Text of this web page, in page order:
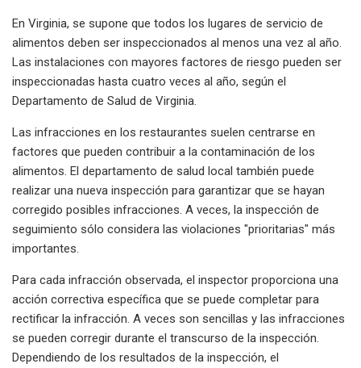
En Virginia, se supone que todos los lugares de servicio de
alimentos deben ser inspeccionados al menos una vez al año.
Las instalaciones con mayores factores de riesgo pueden ser
inspeccionadas hasta cuatro veces al año, según el
Departamento de Salud de Virginia.
Las infracciones en los restaurantes suelen centrarse en
factores que pueden contribuir a la contaminación de los
alimentos. El departamento de salud local también puede
realizar una nueva inspección para garantizar que se hayan
corregido posibles infracciones. A veces, la inspección de
seguimiento sólo considera las violaciones "prioritarias" más
importantes.
Para cada infracción observada, el inspector proporciona una
acción correctiva específica que se puede completar para
rectificar la infracción. A veces son sencillas y las infracciones
se pueden corregir durante el transcurso de la inspección.
Dependiendo de los resultados de la inspección, el